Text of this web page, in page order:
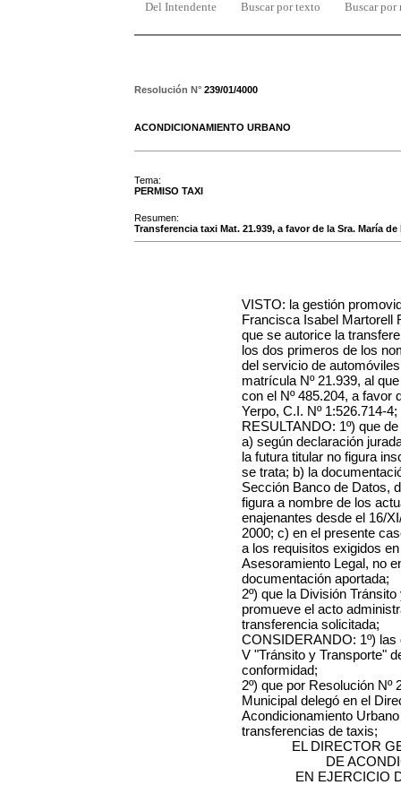
Del Intendente Buscar por texto Buscar por
Resolución N° 239/01/4000
ACONDICIONAMIENTO URBANO
Tema:
PERMISO TAXI
Resumen:
Transferencia taxi Mat. 21.939, a favor de la Sra. María
VISTO: la gestión
Francisca Isabel Martorell
que se autorice la
los dos primeros de los
del servicio de
matrícula Nº 21.939, al
con el Nº485.204, a favor
Yerpo, C.I. Nº 1:526.714-4;
RESULTANDO: 1º) que
a) según declaración
la futura titular no figura
se trata; b) la
Sección Banco de Datos,
figura a nombre de los
enajenantes desde el 16/
2000; c) en el presente
a los requisitos exigidos
Asesoramiento Legal, no
documentación aportada;
2º) que la División
promueve el acto
transferencia solicitada;
CONSIDERANDO: 1º)
V "Tránsito y Transporte"
conformidad;
2º) que por Resolución Nº
Municipal delegó en el
Acondicionamiento
transferencias de taxis;
EL DIRECTOR
DE
EN EJERCICIO